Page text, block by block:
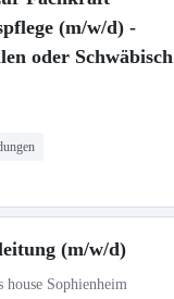
(m/w/d) -
oder Schwäbisch
(m/w/d)
house Sophienheim